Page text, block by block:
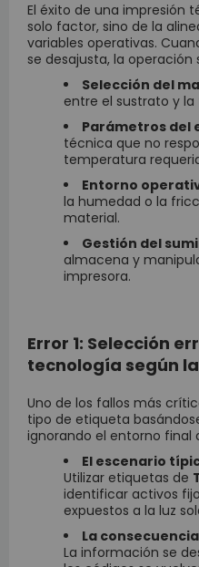
El éxito de una impresión
solo factor, sino de la
variables operativas.
se desajusta, la
Selección del
entre el sustrato y
Parámetros del
técnica que no
temperatura
Entorno
la humedad o la
material.
Gestión del
almacena y
impresora.
Error 1: Selección
tecnología según
Uno de los fallos más
tipo de etiqueta
ignorando el entorno final
El escenario
Utilizar etiquetas de
identificar activos
expuestos a la luz
La
La información se